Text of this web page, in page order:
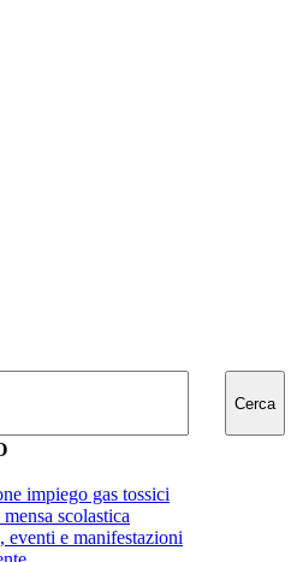
Cerca
impiego gas tossici
scolastica
eventi e manifestazioni